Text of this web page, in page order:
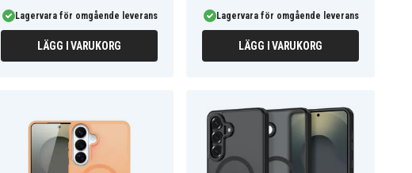
Lagervara för omgående leverans
LÄGG I VARUKORG
Lagervara för omgående leverans
LÄGG I VARUKORG